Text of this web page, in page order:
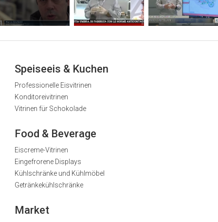
Speiseeis & Kuchen
Professionelle Eisvitrinen
Konditoreivitrinen
Vitrinen für Schokolade
Food & Beverage
Eiscreme-Vitrinen
Eingefrorene Displays
Kühlschränke und Kühlmöbel
Getränkekühlschränke
Market